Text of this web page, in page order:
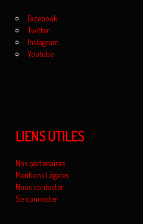
Facebook
Twitter
Instagram
Youtube
LIENS UTILES
Nos partenaires
Mentions Légales
Nous contacter
Se connecter